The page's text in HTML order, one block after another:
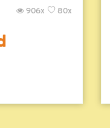
80x
906x